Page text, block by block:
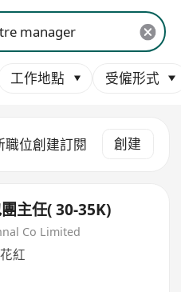
工作地點 受僱形式
職位創建訂閱 創建
旅遊專員 / 包團主任( 30-35K)
Co Limited
紅